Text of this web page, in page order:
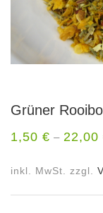
Grüner
1,50 € – 22,00
inkl. MwSt. zzgl.